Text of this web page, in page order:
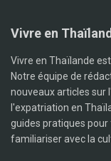
Vivre en
Vivre en Thaïlande
Notre équipe de
nouveaux articles sur
l'expatriation en
guides pratiques
familiariser avec la